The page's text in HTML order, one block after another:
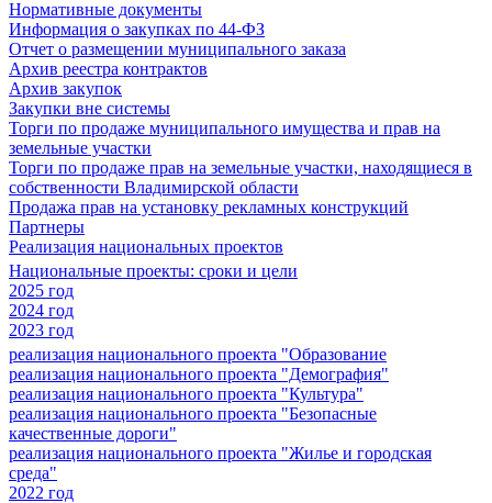
Нормативные документы
Информация о закупках по 44-ФЗ
Отчет о размещении муниципального заказа
Архив реестра контрактов
Архив закупок
Закупки вне системы
Торги по продаже муниципального имущества и прав на
земельные участки
Торги по продаже прав на земельные участки, находящиеся в
собственности Владимирской области
Продажа прав на установку рекламных конструкций
Партнеры
Реализация национальных проектов
Национальные проекты: сроки и цели
2025 год
2024 год
2023 год
реализация национального проекта "Образование
реализация национального проекта "Демография"
реализация национального проекта "Культура"
реализация национального проекта "Безопасные
качественные дороги"
реализация национального проекта "Жилье и городская
среда"
2022 год